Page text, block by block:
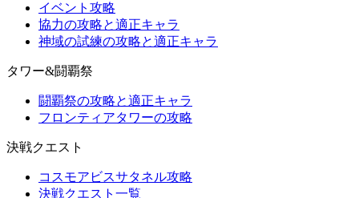
イベント攻略
協力の攻略と適正キャラ
神域の試練の攻略と適正キャラ
タワー&闘覇祭
闘覇祭の攻略と適正キャラ
フロンティアタワーの攻略
決戦クエスト
コスモアビスサタネル攻略
決戦クエスト一覧